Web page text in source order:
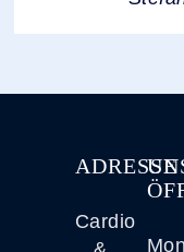
ADRESSE
Cardio